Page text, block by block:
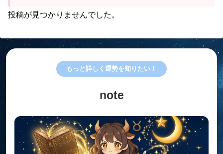
投稿が見つかりませんでした。
もっと詳しく運勢を知りたい！
note